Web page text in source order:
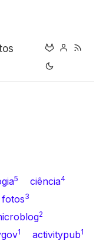
5 ciência4
fotos3
2
1 activitypub1